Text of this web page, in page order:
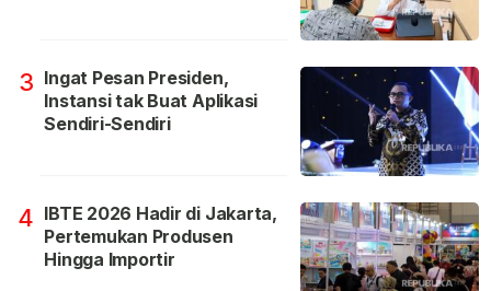
3 Ingat Pesan Presiden,
Instansi tak Buat Aplikasi
Sendiri-Sendiri
4 IBTE 2026 Hadir di Jakarta,
Pertemukan Produsen
Hingga Importir